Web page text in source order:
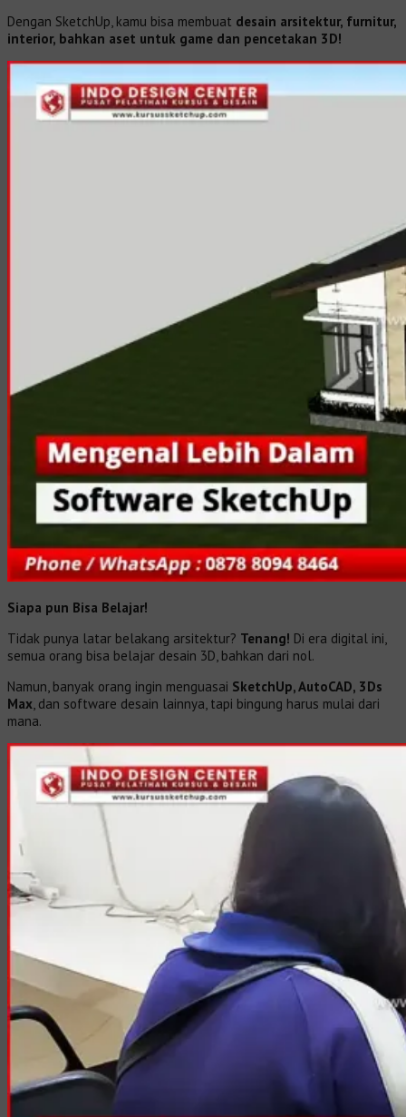
Dengan SketchUp, kamu bisa membuat desain arsitektur, furnitur,
interior, bahkan aset untuk game dan pencetakan 3D!
Siapa pun Bisa Belajar!
Tidak punya latar belakang arsitektur? Tenang! Di era digital ini,
semua orang bisa belajar desain 3D, bahkan dari nol.
Namun, banyak orang ingin menguasai SketchUp, AutoCAD, 3Ds
Max , dan software desain lainnya, tapi bingung harus mulai dari
mana.